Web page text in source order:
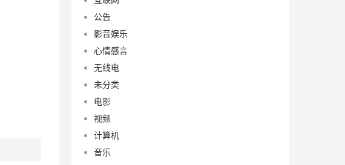
公告
影音娱乐
心情感言
无线电
未分类
电影
视频
计算机
音乐